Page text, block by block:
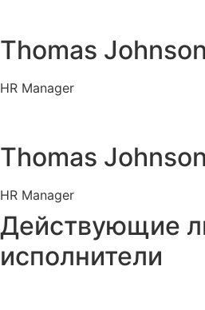
Thomas Johnson
HR Manager
Thomas Johnson
HR Manager
Действующие
исполнители